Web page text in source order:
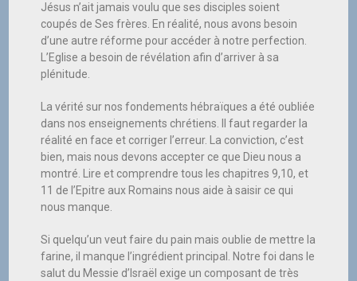
Jésus n’ait jamais voulu que ses disciples soient
coupés de Ses frères. En réalité, nous avons besoin
d’une autre réforme pour accéder à notre perfection.
L’Eglise a besoin de révélation afin d’arriver à sa
plénitude.
La vérité sur nos fondements hébraïques a été oubliée
dans nos enseignements chrétiens. Il faut regarder la
réalité en face et corriger l’erreur. La conviction, c’est
bien, mais nous devons accepter ce que Dieu nous a
montré. Lire et comprendre tous les chapitres 9,10, et
11 de l’Epitre aux Romains nous aide à saisir ce qui
nous manque.
Si quelqu’un veut faire du pain mais oublie de mettre la
farine, il manque l’ingrédient principal. Notre foi dans le
salut du Messie d’Israël exige un composant de très